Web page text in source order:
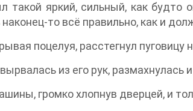
такой яркий, сильный, как будто
то всё правильно, как и
поцелуя, расстегнул пуговицу
из его рук, размахнулась
громко хлопнув дверцей, и